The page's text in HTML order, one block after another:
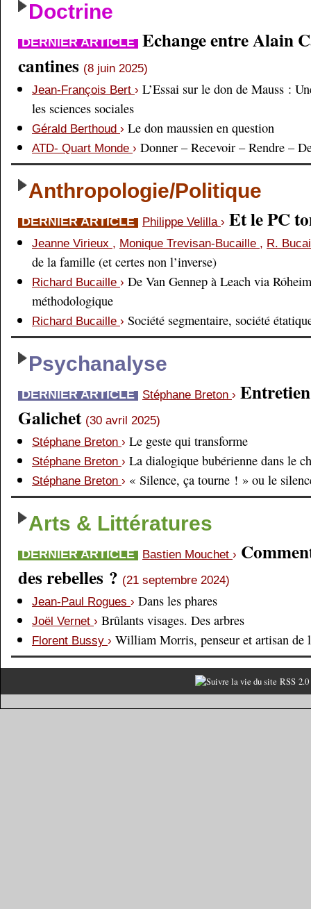
Doctrine
DERNIER ARTICLE Echange entre Alain
cantines (8 juin 2025)
Jean-François Bert › L’Essai sur le don de Mauss :
les sciences sociales
Gérald Berthoud › Le don maussien en question
ATD- Quart Monde › Donner – Recevoir – Rendre –
Anthropologie/Politique
DERNIER ARTICLE Philippe Velilla › Et le PC
Jeanne Virieux , Monique Trevisan-Bucaille , R.
de la famille (et certes non l’inverse)
Richard Bucaille › De Van Gennep à Leach via
méthodologique
Richard Bucaille › Société segmentaire, société
Psychanalyse
DERNIER ARTICLE Stéphane Breton ›
Galichet (30 avril 2025)
Stéphane Breton › Le geste qui transforme
Stéphane Breton › La dialogique bubérienne dans le
Stéphane Breton › « Silence, ça tourne ! » ou le
Arts & Littératures
DERNIER ARTICLE Bastien Mouchet ›
des rebelles ? (21 septembre 2024)
Jean-Paul Rogues › Dans les phares
Joël Vernet › Brûlants visages. Des arbres
Florent Bussy › William Morris, penseur et artisan de
RSS 2.0